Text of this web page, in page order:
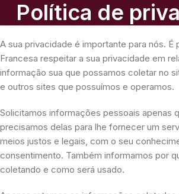
Política de
A sua privacidade é importante para nós. É
Francesa respeitar a sua privacidade em
informação sua que possamos coletar no
e outros sites que possuímos e operamos.
Solicitamos informações pessoais apenas
precisamos delas para lhe fornecer um
meios justos e legais, com o seu
consentimento. Também informamos por
coletando e como será usado.